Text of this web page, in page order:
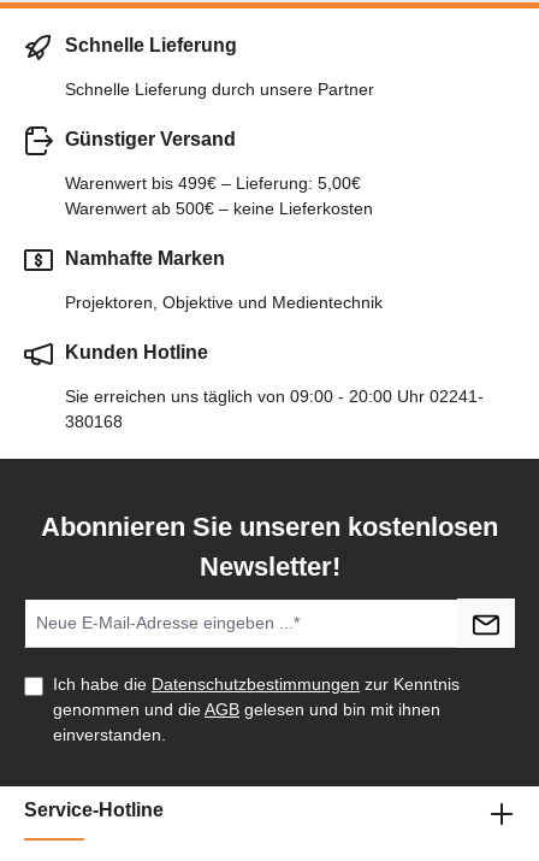
Schnelle Lieferung
Schnelle Lieferung durch unsere Partner
Günstiger Versand
Warenwert bis 499€ – Lieferung: 5,00€
Warenwert ab 500€ – keine Lieferkosten
Namhafte Marken
Projektoren, Objektive und Medientechnik
Kunden Hotline
Sie erreichen uns täglich von 09:00 - 20:00 Uhr 02241-
380168
Abonnieren Sie unseren kostenlosen
Newsletter!
Ich habe die Datenschutzbestimmungen zur Kenntnis
genommen und dieAGB gelesen und bin mit ihnen
einverstanden.
Service-Hotline